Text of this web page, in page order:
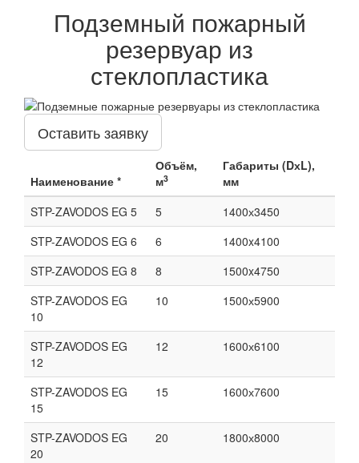
Подземный пожарный
резервуар из
стеклопластика
Оставить заявку
Наименование *
Объём,
м3
Габариты (DхL),
мм
STP-ZAVODOS EG 5
5
1400х3450
STP-ZAVODOS EG 6
6
1400x4100
STP-ZAVODOS EG 8
8
1500x4750
STP-ZAVODOS EG
10
10 1500х5900
STP-ZAVODOS EG
12
12 1600х6100
STP-ZAVODOS EG
15
15 1600х7600
STP-ZAVODOS EG
20
20 1800х8000